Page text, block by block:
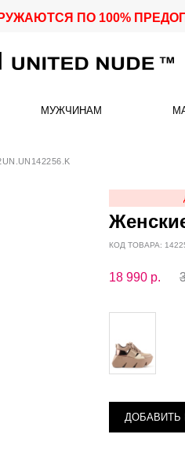
ПО 100%
МУЖЧИНАМ
КОД ТОВАРА:
18 990 р.
ДОБАВИТЬ